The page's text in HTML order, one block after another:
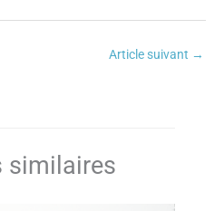
Article suivant →
similaires